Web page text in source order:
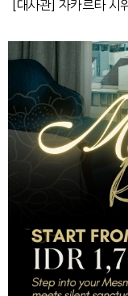
[대사관] 자카르타 시